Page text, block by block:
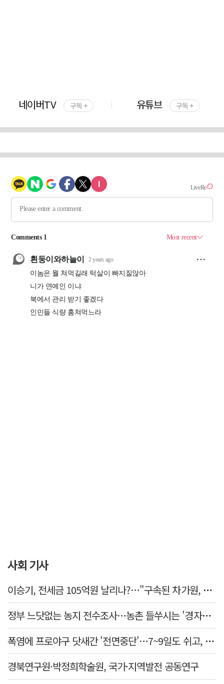
네이버TV 구독 + 유튜브 구독 +
사회 기사
이승기, 전세금 105억원 날리나?…"구속된 차가원, 형사 범죄 영역"
정부 느닷없는 농지 전수조사…농촌 들쑤시는 '경자유전'의 칼날
폭염에 프로야구 닷새간 '전면중단'…7~9일도 쉬고, 11일 재개
경북연구원·박정희학술원, 국가·지역발전 공동연구